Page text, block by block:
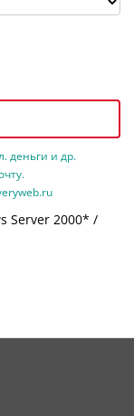
деньги и др.
Server 2000* /